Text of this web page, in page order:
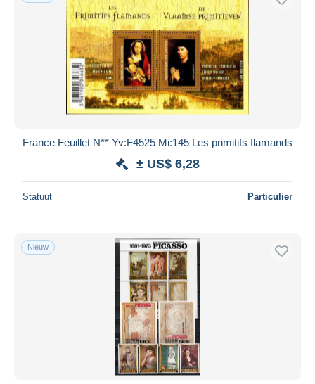
France Feuillet N** Yv:F4525 Mi:145 Les primitifs flamands
± US$ 6,28
Statuut Particulier
Nieuw